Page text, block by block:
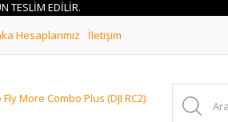
EDİLİR.
Hesaplarımız İletişim